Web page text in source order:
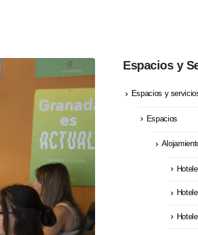
Espacios y
Espacios y
Espacios